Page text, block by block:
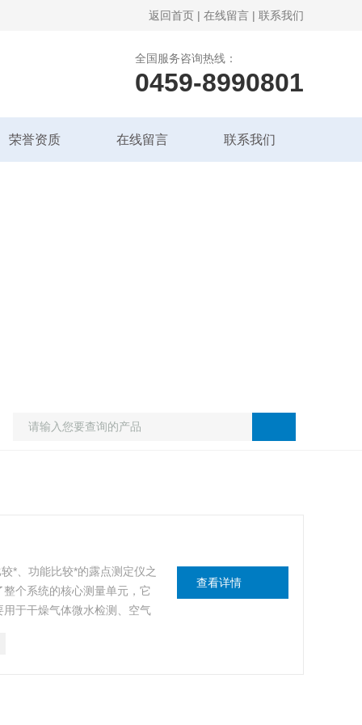
返回首页 | 在线留言 | 联系我们
全国服务咨询热线：
0459-8990801
荣誉资质 在线留言 联系我们
*、功能比较*的露点测定仪之
个系统的核心测量单元，它
于干燥气体微水检测、空气
查看详情